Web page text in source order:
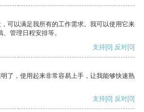
可以满足我所有的工作需求。我可以使用它来
管理日程安排等。
支持[0] 反对[0]
了，使用起来非常容易上手，让我能够快速熟
支持[0] 反对[0]